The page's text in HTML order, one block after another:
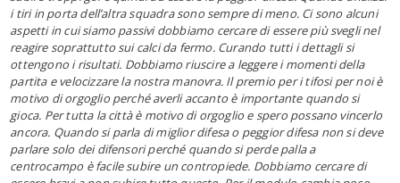
i tiri in porta dell’altra squadra sono sempre di meno. Ci sono alcuni
aspetti in cui siamo passivi dobbiamo cercare di essere più svegli nel
reagire soprattutto sui calci da fermo. Curando tutti i dettagli si
ottengono i risultati. Dobbiamo riuscire a leggere i momenti della
partita e velocizzare la nostra manovra. Il premio per i tifosi per noi è
motivo di orgoglio perché averli accanto è importante quando si
gioca. Per tutta la città è motivo di orgoglio e spero possano vincerlo
ancora. Quando si parla di miglior difesa o peggior difesa non si deve
parlare solo dei difensori perché quando si perde palla a
centrocampo è facile subire un contropiede. Dobbiamo cercare di